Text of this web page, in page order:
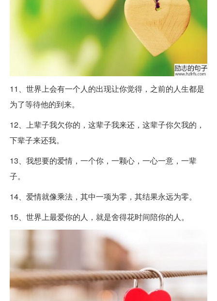
11、世界上会有一个人的出现让你觉得，之前的人生都是
为了等待他的到来。
12、上辈子我欠你的，这辈子我来还，这辈子你欠我的，
下辈子来还我。
13、我想要的爱情，一个你，一颗心，一心一意，一辈
子。
14、爱情就像乘法，其中一项为零，其结果永远为零。
15、世界上最爱你的人，就是舍得花时间陪你的人。